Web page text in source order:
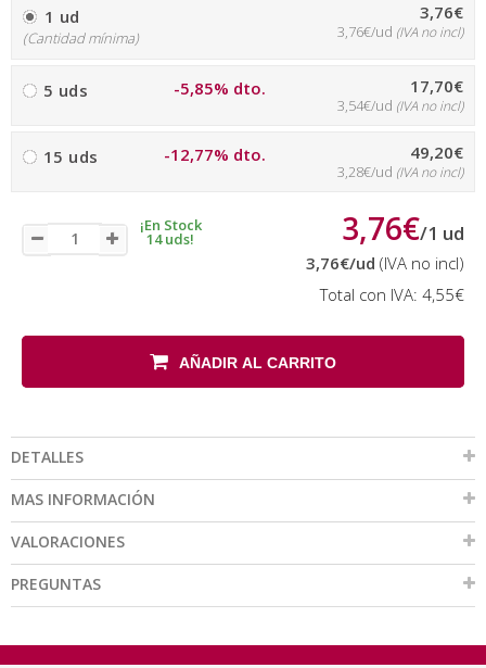
1 ud
(Cantidad mínima)
3,76€
3,76€/ud (IVA no incl)
5 uds -5,85% dto. 17,70€
3,54€/ud (IVA no incl)
15 uds -12,77% dto. 49,20€
3,28€/ud (IVA no incl)
¡En Stock
14 uds! 3,76€/1 ud
3,76€/ud (IVA no incl)
Total con IVA: 4,55€
AÑADIR AL CARRITO
DETALLES
MAS INFORMACIÓN
VALORACIONES
PREGUNTAS